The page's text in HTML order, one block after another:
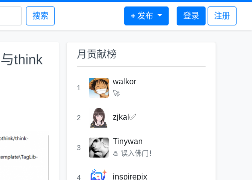
搜索 + 发布 登录 注册
think
月贡献榜
1
walkor
🚀
2 zjkal✅
3
Tinywan
♨️ 误入佛门！
4 inspirepix